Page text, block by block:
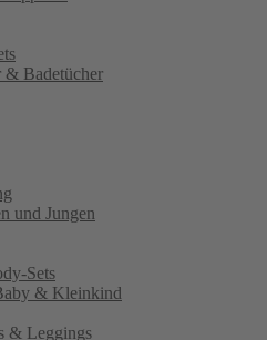
& Badetücher
und Jungen
Sets
& Kleinkind
& Leggings